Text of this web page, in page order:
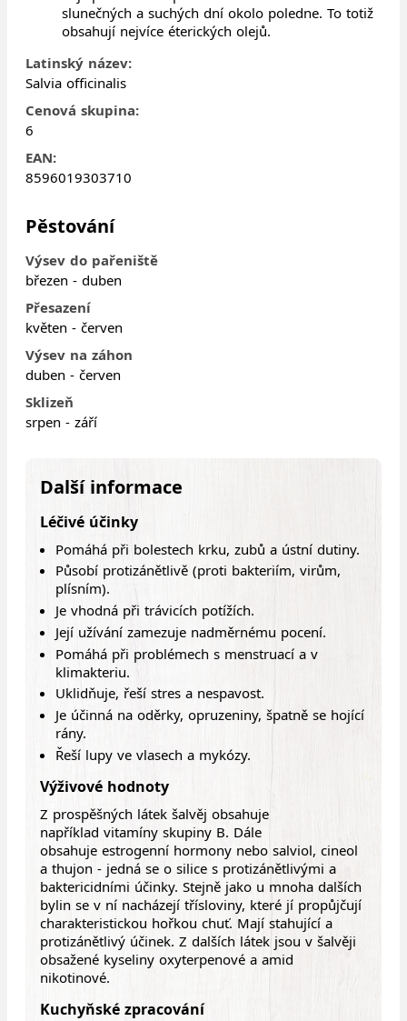
slunečných a suchých dní okolo poledne. To totiž
obsahují nejvíce éterických olejů.
Latinský název:
Salvia officinalis
Cenová skupina:
6
EAN:
8596019303710
Pěstování
Výsev do pařeniště
březen - duben
Přesazení
květen - červen
Výsev na záhon
duben - červen
Sklizeň
srpen - září
Další informace
Léčivé účinky
Pomáhá při bolestech krku, zubů a ústní dutiny.
Působí protizánětlivě (proti bakteriím, virům,
plísním).
Je vhodná při trávicích potížích.
Její užívání zamezuje nadměrnému pocení.
Pomáhá při problémech s menstruací a v
klimakteriu.
Uklidňuje, řeší stres a nespavost.
Je účinná na oděrky, opruzeniny, špatně se hojící
rány.
Řeší lupy ve vlasech a mykózy.
Výživové hodnoty
Z prospěšných látek šalvěj obsahuje
například vitamíny skupiny B. Dále
obsahuje estrogenní hormony nebo salviol, cineol
a thujon - jedná se o silice s protizánětlivými a
baktericidními účinky. Stejně jako u mnoha dalších
bylin se v ní nacházejí třísloviny, které jí propůjčují
charakteristickou hořkou chuť. Mají stahující a
protizánětlivý účinek. Z dalších látek jsou v šalvěji
obsažené kyseliny oxyterpenové a amid
nikotinové.
Kuchyňské zpracování